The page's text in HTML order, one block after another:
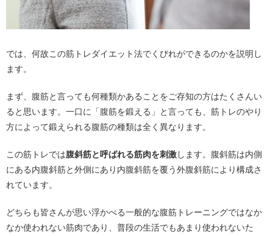
では、何故この筋トレダイエット法でくびれができるのかを説明し
ます。
まず、腹筋と言っても何種類かあることをご存知の方はたくさんい
ると思います。一口に「腹筋を鍛える」と言っても、筋トレのやり
方によって鍛えられる腹筋の種類は全く異なります。
この筋トレでは腹斜筋と呼ばれる筋肉を刺激します。腹斜筋は内側
にある内腹斜筋と外側にあり内腹斜筋を覆う外腹斜筋により構成さ
れています。
どちらも皆さんが思い浮かべる一般的な腹筋トレーニングではなか
なか使われない筋肉であり、普段の生活でもあまり使われないた